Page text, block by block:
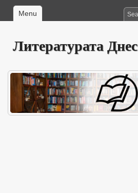
Menu
Литературата Днес